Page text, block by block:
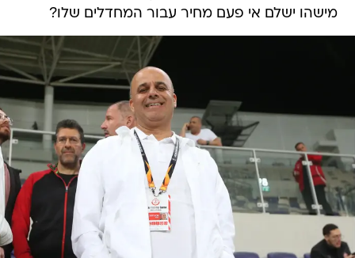
מישהו ישלם אי פעם מחיר עבור המחדלים שלו?